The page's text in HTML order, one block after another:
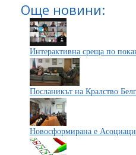
Още новини:
Интерактивна среща по
Посланикът на Кралство
Новосформирана е